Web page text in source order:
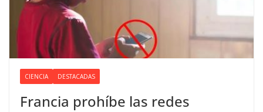
CIENCIA DESTACADAS
Francia prohíbe las redes